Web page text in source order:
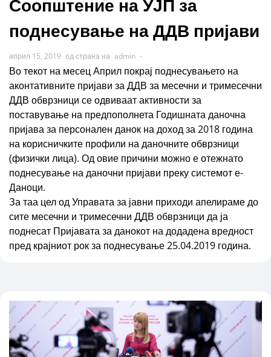
Соопштение на УЈП за
поднесување на ДДВ пријави
април 15, 2019 од страна на admin -
Во текот на месец Април покрај поднесувањето на
аконтативните пријави за ДДВ за месечни и тримесечни
ДДВ обврзници се одвиваат активности за
поставување на предпополнета Годишната даночна
пријава за персонален данок на доход за 2018 година
на корисничките профили на даночните обврзници
(физички лица). Од овие причини можно е отежнато
поднесување на даночни пријави преку системот е-
Даноци.
За таа цел од Управата за јавни приходи апелираме до
сите месечни и тримесечни ДДВ обврзници да ја
поднесат Пријавата за данокот на додадена вредност
пред крајниот рок за поднесување 25.04.2019 година.